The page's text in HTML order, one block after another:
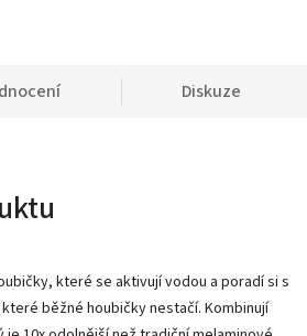
Diskuze
které se aktivují vodou a poradí si s
běžné houbičky nestačí. Kombinují